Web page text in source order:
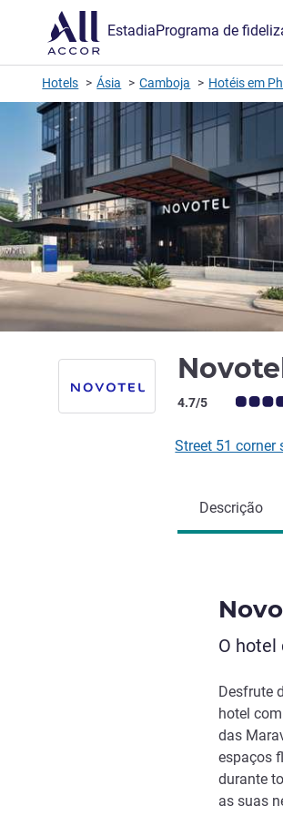
EstadiaPrograma de
Hotels Ásia Camboja Hotéis em
Nota clientes
4.7/5
Street 51 corner
Descrição
O
Desfrute
hotel
das
espaços
durante
as suas